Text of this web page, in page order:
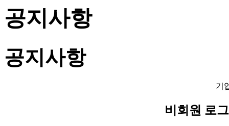
공지사항
공지사항
기
비회원 로